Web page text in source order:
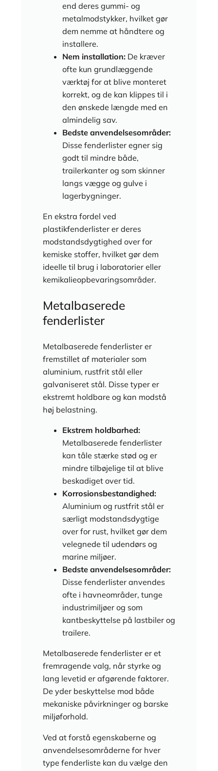
end deres gummi- og
metalmodstykker, hvilket gør
dem nemme at håndtere og
installere.
Nem installation: De kræver
ofte kun grundlæggende
værktøj for at blive monteret
korrekt, og de kan klippes til i
den ønskede længde med en
almindelig sav.
Bedste anvendelsesområder:
Disse fenderlister egner sig
godt til mindre både,
trailerkanter og som skinner
langs vægge og gulve i
lagerbygninger.
En ekstra fordel ved
plastikfenderlister er deres
modstandsdygtighed over for
kemiske stoffer, hvilket gør dem
ideelle til brug i laboratorier eller
kemikalieopbevaringsområder.
Metalbaserede
fenderlister
Metalbaserede fenderlister er
fremstillet af materialer som
aluminium, rustfrit stål eller
galvaniseret stål. Disse typer er
ekstremt holdbare og kan modstå
høj belastning.
Ekstrem holdbarhed:
Metalbaserede fenderlister
kan tåle stærke stød og er
mindre tilbøjelige til at blive
beskadiget over tid.
Korrosionsbestandighed:
Aluminium og rustfrit stål er
særligt modstandsdygtige
over for rust, hvilket gør dem
velegnede til udendørs og
marine miljøer.
Bedste anvendelsesområder:
Disse fenderlister anvendes
ofte i havneområder, tunge
industrimiljøer og som
kantbeskyttelse på lastbiler og
trailere.
Metalbaserede fenderlister er et
fremragende valg, når styrke og
lang levetid er afgørende faktorer.
De yder beskyttelse mod både
mekaniske påvirkninger og barske
miljøforhold.
Ved at forstå egenskaberne og
anvendelsesområderne for hver
type fenderliste kan du vælge den